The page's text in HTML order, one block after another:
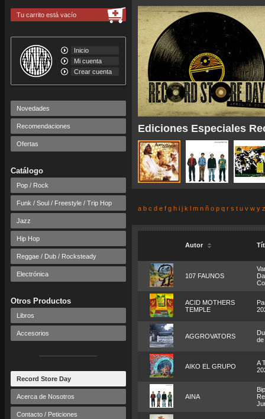
Ediciones Especiales
Tu carrito está vacío
Inicio
Mi cuenta
Crear cuenta
Novedades
Recomendaciones
Ofertas
Catálogo
Pop / Rock
Funk / Soul / Freestyle / Trip Hop
Jazz
Hip Hop
Reggae / Dub / Rocksteady
Electrónica
Otros Productos
Libros
Accesorios
Record Store Day
Acerca de Nosotros
Contacto / Peticiones
a b c d e f g h i j k l m n ñ o p q r s t u v w y z
Autor
107 FAUNOS
ACID MOTHERS
TEMPLE
AGGROVATORS
de
AIKO EL GRUPO
A
AINA